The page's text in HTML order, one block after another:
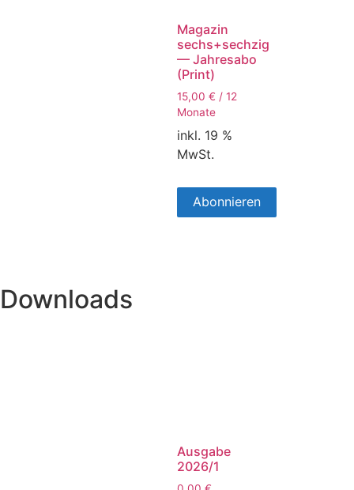
Magazin
sechs+sechzig
— Jahresabo
(Print)
15,00 € / 12
Monate
inkl. 19 %
MwSt.
Abonnieren
Downloads
Ausgabe
2026/1